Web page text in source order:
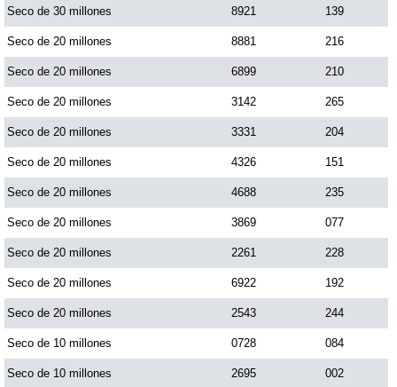
Paisita Día
Paisita Noche
Paisita 3
Pick 3 Día
Pick 3 Noche
Pick 4 Día
Pick 4 Noche
Seco de 30 millones 8921 139
Seco de 20 millones 8881 216
Seco de 20 millones 6899 210
Seco de 20 millones 3142 265
Seco de 20 millones 3331 204
Seco de 20 millones 4326 151
Seco de 20 millones 4688 235
Seco de 20 millones 3869 077
Seco de 20 millones 2261 228
Seco de 20 millones 6922 192
Seco de 20 millones 2543 244
Seco de 10 millones 0728 084
Seco de 10 millones 2695 002